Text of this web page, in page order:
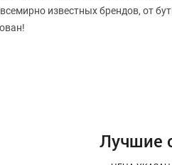
известных брендов, от
Лучшие